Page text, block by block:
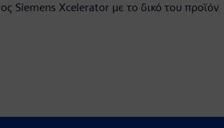
Siemens Xcelerator με το δικό του προϊόν